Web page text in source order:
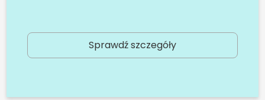
Sprawdź szczegóły